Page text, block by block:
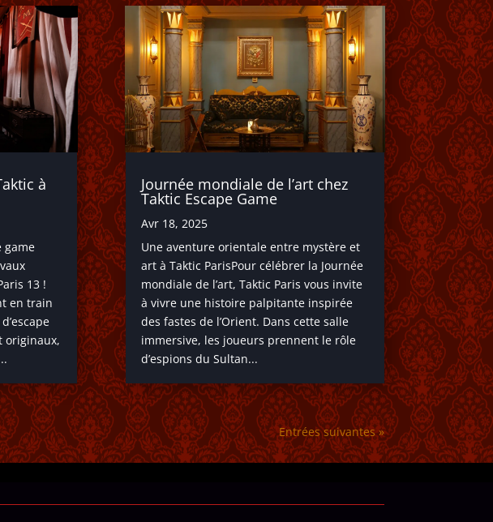
à
game
13 !
en train
originaux,
Journée mondiale de l’art chez
Taktic Escape Game
Avr 18, 2025
Une aventure orientale entre mystère et
art à Taktic ParisPour célébrer la Journée
mondiale de l’art, Taktic Paris vous invite
à vivre une histoire palpitante inspirée
des fastes de l’Orient. Dans cette salle
immersive, les joueurs prennent le rôle
d’espions du Sultan...
Entrées suivantes »